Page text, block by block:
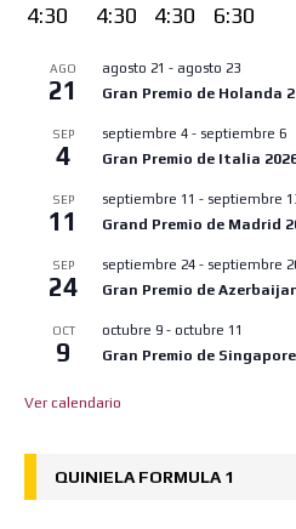
4:30 4:30 4:30 6:30
AGO
21
agosto 21 - agosto 23
Gran Premio de Holanda
SEP
4
septiembre 4 - septiembre 6
Gran Premio de Italia
SEP
11
septiembre 11 - septiembre
Grand Premio de Madrid
SEP
24
septiembre 24 - septiembre
Gran Premio de
OCT
9
octubre 9 - octubre 11
Gran Premio de
Ver calendario
QUINIELA FORMULA 1